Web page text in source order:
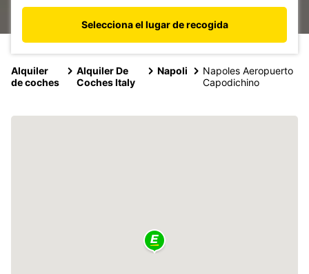
Selecciona el lugar de recogida
Alquiler
de coches
Alquiler De
Coches Italy
Napoli
Napoles Aeropuerto
Capodichino